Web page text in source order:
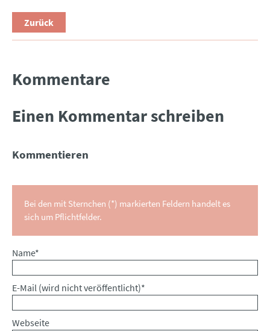
Zurück
Kommentare
Einen Kommentar schreiben
Kommentieren
Bei den mit Sternchen (*) markierten Feldern handelt es
sich um Pflichtfelder.
Pflichtfeld
Name*
Pflichtfeld
E-Mail (wird nicht veröffentlicht)*
Webseite